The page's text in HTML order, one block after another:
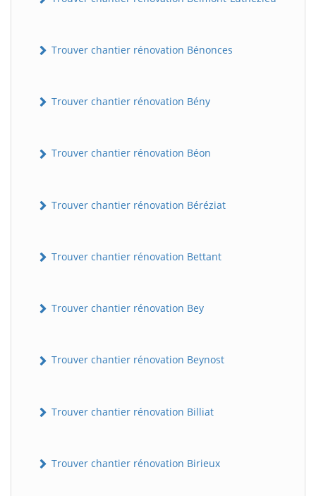
Trouver chantier rénovation Bénonces
Trouver chantier rénovation Bény
Trouver chantier rénovation Béon
Trouver chantier rénovation Béréziat
Trouver chantier rénovation Bettant
Trouver chantier rénovation Bey
Trouver chantier rénovation Beynost
Trouver chantier rénovation Billiat
Trouver chantier rénovation Birieux